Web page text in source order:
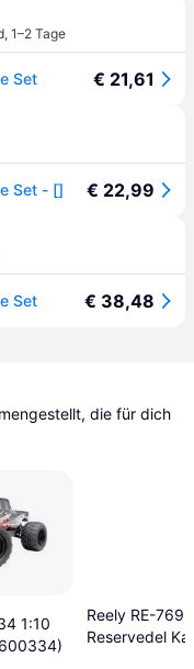
, 1–2 Tage
Set € 21,61
Set - [] € 22,99
Set € 38,48
die für dich
1:10
Reely RE-
Reservedel